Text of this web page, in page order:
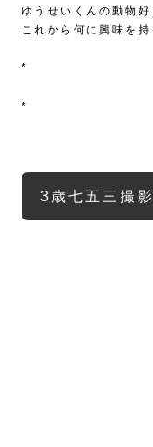
ゆうせいくんの動物
これから何に興味を
*
*
3歳七五三撮